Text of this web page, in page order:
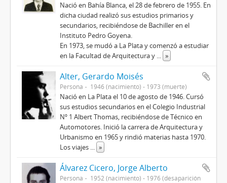
Nació en Bahía Blanca, el 28 de febrero de 1955. En
dicha ciudad realizó sus estudios primarios y
secundarios, recibiéndose de Bachiller en el
Instituto Pedro Goyena.
En 1973, se mudó a La Plata y comenzó a estudiar
en la Facultad de Arquitectura y ... »
Alter, Gerardo Moisés
Persona 1946 (nacimiento) - 1973 (muerte)
Nació en La Plata el 10 de agosto de 1946. Cursó
sus estudios secundarios en el Colegio Industrial
Nº 1 Albert Thomas, recibiéndose de Técnico en
Automotores. Inició la carrera de Arquitectura y
Urbanismo en 1965 y rindió materias hasta 1970.
Los viajes ... »
Álvarez Cicero, Jorge Alberto
Persona 1952 (nacimiento) - 1976 (desaparición